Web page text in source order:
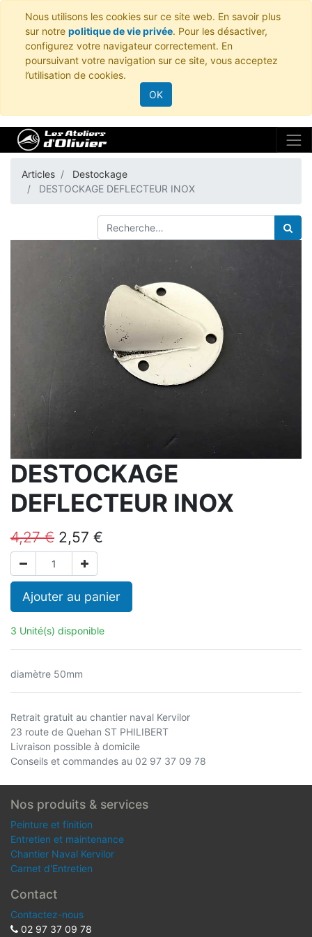
Nous utilisons les cookies sur ce site web. En savoir plus
sur notre politique de vie privée. Pour les désactiver,
configurez votre navigateur correctement. En
poursuivant votre navigation sur ce site, vous acceptez
l’utilisation de cookies.
OK
Articles
Destockage
DESTOCKAGE DEFLECTEUR INOX
DESTOCKAGE
DEFLECTEUR INOX
4,27€ 2,57 €
Ajouter au panier
3 Unité(s) disponible
diamètre 50mm
Retrait gratuit au chantier naval Kervilor
23 route de Quehan ST PHILIBERT
Livraison possible à domicile
Conseils et commandes au 02 97 37 09 78
Nos produits & services
Peinture et finition
Entretien et maintenance
Chantier Naval Kervilor
Carnet d'Entretien
Contact
Contactez-nous
02 97 37 09 78